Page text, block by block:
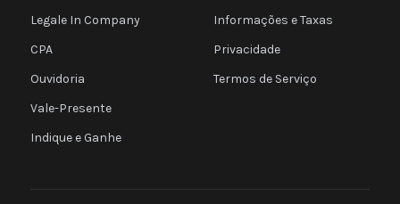
Legale In Company
CPA
Ouvidoria
Vale-Presente
Indique e Ganhe
Informações e Taxas
Privacidade
Termos de Serviço